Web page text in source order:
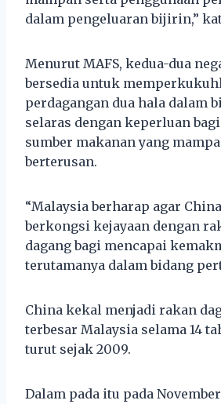
dalam pengeluaran bijirin,”
Menurut MAFS, kedua-dua
bersedia untuk
perdagangan dua hala dalam
selaras dengan keperluan
sumber makanan yang
berterusan.
“Malaysia berharap agar
berkongsi kejayaan dengan
dagang bagi mencapai
terutamanya dalam bidang
China kekal menjadi rakan
terbesar Malaysia selama 14
turut sejak 2009.
Dalam pada itu pada